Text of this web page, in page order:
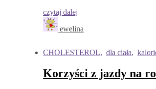
czytaj dalej
ewelina
CHOLESTEROL, dla ciała,
Korzyści z jazdy na